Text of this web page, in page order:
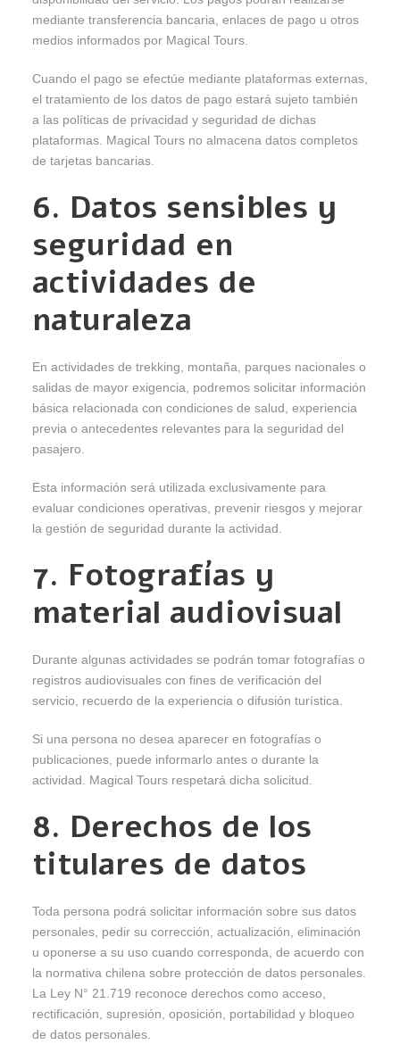
mediante transferencia bancaria, enlaces de pago u otros
medios informados por Magical Tours.
Cuando el pago se efectúe mediante plataformas externas,
el tratamiento de los datos de pago estará sujeto también
a las políticas de privacidad y seguridad de dichas
plataformas. Magical Tours no almacena datos completos
de tarjetas bancarias.
6. Datos sensibles y
seguridad en
actividades de
naturaleza
En actividades de trekking, montaña, parques nacionales o
salidas de mayor exigencia, podremos solicitar información
básica relacionada con condiciones de salud, experiencia
previa o antecedentes relevantes para la seguridad del
pasajero.
Esta información será utilizada exclusivamente para
evaluar condiciones operativas, prevenir riesgos y mejorar
la gestión de seguridad durante la actividad.
7. Fotografías y
material audiovisual
Durante algunas actividades se podrán tomar fotografías o
registros audiovisuales con fines de verificación del
servicio, recuerdo de la experiencia o difusión turística.
Si una persona no desea aparecer en fotografías o
publicaciones, puede informarlo antes o durante la
actividad. Magical Tours respetará dicha solicitud.
8. Derechos de los
titulares de datos
Toda persona podrá solicitar información sobre sus datos
personales, pedir su corrección, actualización, eliminación
u oponerse a su uso cuando corresponda, de acuerdo con
la normativa chilena sobre protección de datos personales.
La Ley N° 21.719 reconoce derechos como acceso,
rectificación, supresión, oposición, portabilidad y bloqueo
de datos personales.